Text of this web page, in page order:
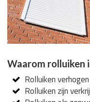
Waarom rolluiken
Rolluiken
Rolluiken zijn